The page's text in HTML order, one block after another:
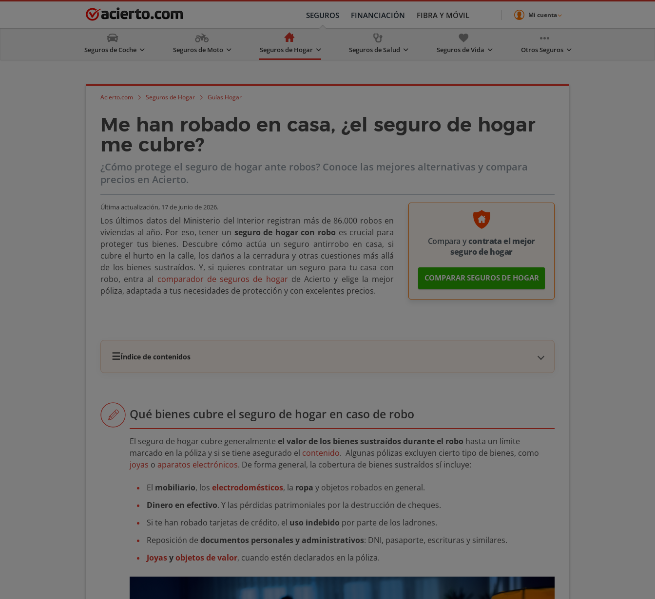
SEGUROS FINANCIACIÓN FIBRA Y MÓVIL Mi cuenta
Seguros de Coche Seguros de Moto Seguros de Hogar Seguros de Salud Seguros de Vida Otros Seguros
Acierto.com Seguros de Hogar Guías Hogar
Me han robado en casa, ¿el seguro de hogar
me cubre?
¿Cómo protege el seguro de hogar ante robos? Conoce las mejores alternativas y compara
precios en Acierto.
Compara ycontrata el mejor
seguro de hogar
COMPARAR SEGUROS DE HOGAR
Última actualización, 17 de junio de 2026.
Los últimos datos del Ministerio del Interior registran más de 86.000 robos en
viviendas al año. Por eso, tener un seguro de hogar con robo es crucial para
proteger tus bienes. Descubre cómo actúa un seguro antirrobo en casa, si
cubre el hurto en la calle, los daños a la cerradura y otras cuestiones más allá
de los bienes sustraídos. Y, si quieres contratar un seguro para tu casa con
robo, entra al comparador de seguros de hogarde Acierto y elige la mejor
póliza, adaptada a tus necesidades de protección y con excelentes precios.
☰Índice de contenidos
Qué bienes cubre el seguro de hogar en caso de robo
El seguro de hogar cubre generalmente el valor de los bienes sustraídos durante el robo hasta un límite
marcado en la póliza y si se tiene asegurado el contenido. Algunas pólizas excluyen cierto tipo de bienes, como
joyas o aparatos electrónicos. De forma general, la cobertura de bienes sustraídos sí incluye:
El mobiliario, los electrodomésticos, la ropa y objetos robados en general.
Dinero en efectivo. Y las pérdidas patrimoniales por la destrucción de cheques.
Si te han robado tarjetas de crédito, el uso indebido por parte de los ladrones.
Reposición de documentos personales y administrativos: DNI, pasaporte, escrituras y similares.
Joyasyobjetos de valor, cuando estén declarados en la póliza.